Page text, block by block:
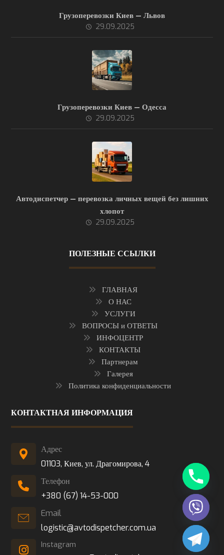
Грузоперевозки Киев — Львов
29.09.2025
Грузоперевозки Киев — Одесса
29.09.2025
Автодиспетчер — перевозка личных вещей без лишних
хлопот
29.09.2025
ПОЛЕЗНЫЕ ССЫЛКИ
ГЛАВНАЯ
О НАС
УСЛУГИ
ВОПРОСЫ и ОТВЕТЫ
ИНФОЦЕНТР
КОНТАКТЫ
Партнерам
Галерея
Политика конфиденциальности
КОНТАКТНАЯ ИНФОРМАЦИЯ
Адрес
01103, Киев, ул. Драгомирова, 4
Телефон
+380 (67) 14-53-000
Email
logistic@avtodispetcher.com.ua
Instagram